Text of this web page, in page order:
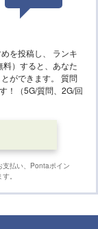
を投稿し、 ランキ
）すると、あなた
ができます。 質問
！
（5G/質問、2G/回
払い、Pontaポイン
。